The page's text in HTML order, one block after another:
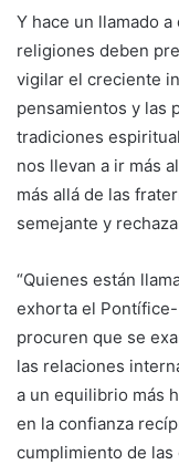
Y hace un llamado
religiones deben
vigilar el creciente
pensamientos y las
tradiciones
nos llevan a ir más
más allá de las
semejante y
“Quienes están
exhorta el Pontífice-
procuren que se
las relaciones
a un equilibrio más
en la confianza
cumplimiento de las